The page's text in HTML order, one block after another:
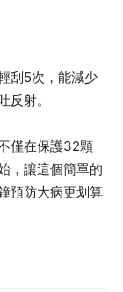
刮5次，能減少
射。
僅在保護32顆
，讓這個簡單的
預防大病更划算